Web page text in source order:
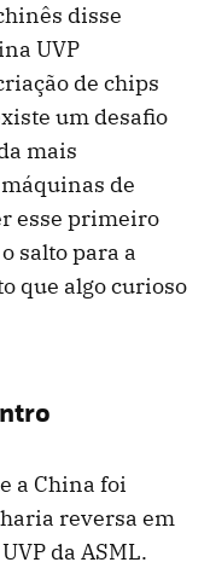
disse
UVP
de chips
um desafio
mais
de
esse primeiro
salto para a
que algo curioso
a China foi
reversa em
da ASML.